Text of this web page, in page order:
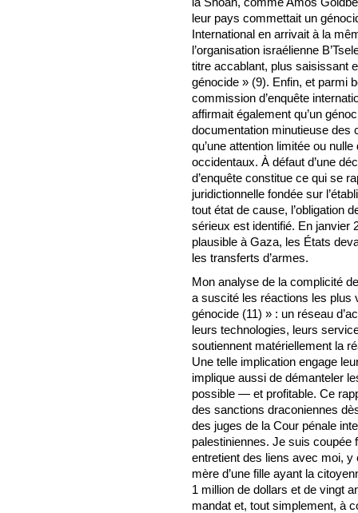
leur pays commettait un
International en arrivait à la
l’organisation israélienne
titre accablant, plus saisissant
génocide » (9). Enfin, et parmi
commission d’enquête
affirmait également qu’un
documentation minutieuse des
qu’une attention limitée ou
occidentaux. À défaut d’une
d’enquête constitue ce qui se
juridictionnelle fondée sur
tout état de cause, l’obligation
sérieux est identifié. En janvier
plausible à Gaza, les États
les transferts d’armes.
Mon analyse de la complicité
a suscité les réactions les plus
génocide (11) » : un réseau
leurs technologies, leurs
soutiennent matériellement la
Une telle implication engage
implique aussi de démanteler
possible — et profitable. Ce
des sanctions draconiennes
des juges de la Cour pénale
palestiniennes. Je suis coupée
entretient des liens avec moi,
mère d’une fille ayant la
1 million de dollars et de vingt
mandat et, tout simplement, à